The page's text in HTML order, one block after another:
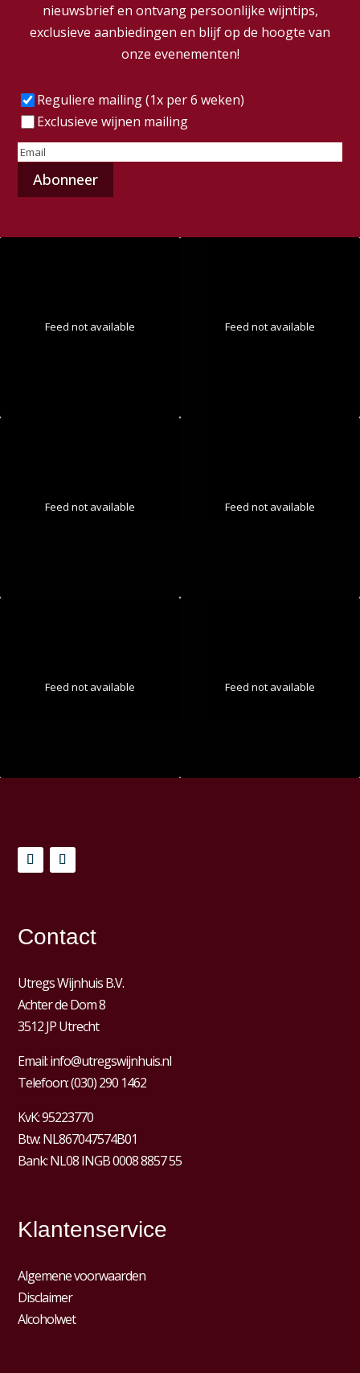
nieuwsbrief en ontvang persoonlijke wijntips,
exclusieve aanbiedingen en blijf op de hoogte van
onze evenementen!
Frequentie(Vereist)
Reguliere mailing (1x per 6 weken)
Exclusieve wijnen mailing
E-
mailadres
Feed not available Feed not available
Feed not available Feed not available
Feed not available Feed not available
Contact
Utregs Wijnhuis B.V.
Achter de Dom 8
3512 JP Utrecht
Email:info@utregswijnhuis.nl
Telefoon:(030) 290 1462
KvK:95223770
Btw:NL867047574B01
Bank: NL08 INGB 0008 8857 55
Klantenservice
Algemene voorwaarden
Disclaimer
Alcoholwet